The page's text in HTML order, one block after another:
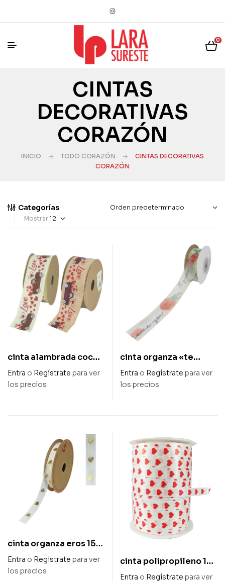
0
CINTAS
DECORATIVAS
CORAZÓN
INICIO TODO CORAZÓN
CINTAS DECORATIVAS
CORAZÓN
Categorías
Mostrar
cinta alambrada coche
de enamorados 40 mm
x 10 m
Entra o Regístrate para ver
los precios
cinta organza «te
quiero» 25 mm x 15 m
Entra o Regístrate para ver
los precios
cinta organza eros 15
mm x 20 m
Entra o Regístrate para ver
los precios
cinta polipropileno 10
mm x 250 m «simpatia»
Entra o Regístrate para ver